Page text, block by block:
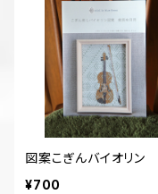
図案こぎんバイオリン
¥700